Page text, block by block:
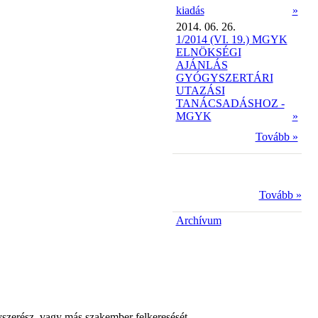
kiadás
»
2014. 06. 26.
1/2014 (VI. 19.) MGYK
ELNÖKSÉGI
AJÁNLÁS
GYÓGYSZERTÁRI
UTAZÁSI
TANÁCSADÁSHOZ -
MGYK
»
Tovább »
Tovább »
Archívum